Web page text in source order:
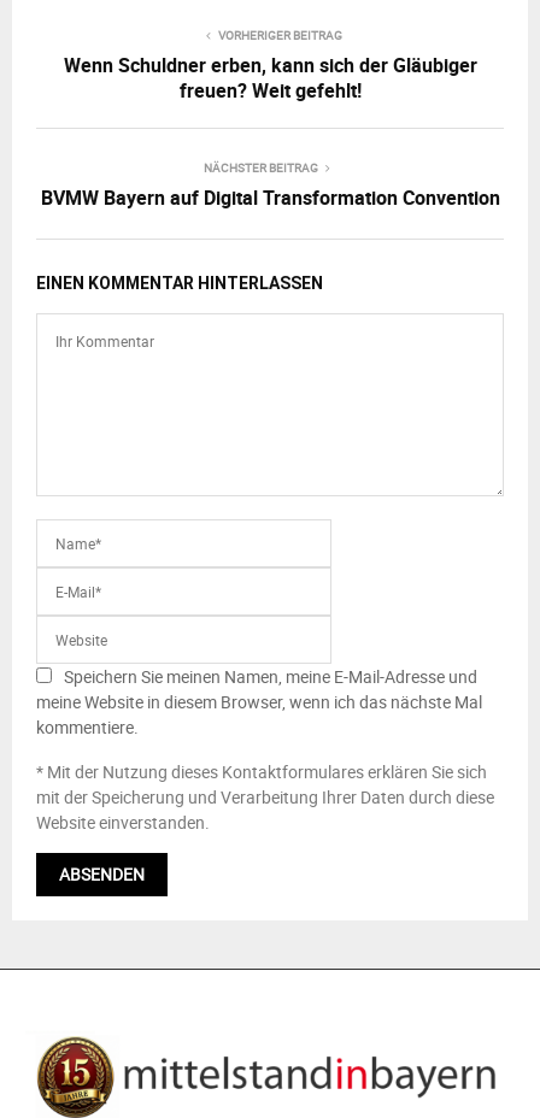
VORHERIGER BEITRAG
Wenn Schuldner erben, kann sich der Gläubiger
freuen? Weit gefehlt!
NÄCHSTER BEITRAG
BVMW Bayern auf Digital Transformation Convention
EINEN KOMMENTAR HINTERLASSEN
Speichern Sie meinen Namen, meine E-Mail-Adresse und
meine Website in diesem Browser, wenn ich das nächste Mal
kommentiere.
* Mit der Nutzung dieses Kontaktformulares erklären Sie sich
mit der Speicherung und Verarbeitung Ihrer Daten durch diese
Website einverstanden.